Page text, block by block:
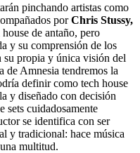
pinchando artistas como
porChris Stussy,
de antaño, pero
y su comprensión de los
su propia y única visión del
de Amnesia tendremos la
definir como tech house
y diseñado con decisión
sets cuidadosamente
se identifica con ser
y tradicional: hace música
multitud.